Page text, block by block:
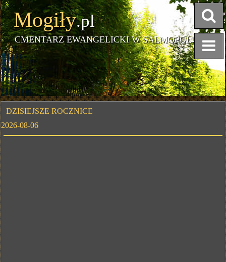
Mogiły.pl
CMENTARZ EWANGELICKI W SALMOPOLU
DZISIEJSZE ROCZNICE
2026-08-06